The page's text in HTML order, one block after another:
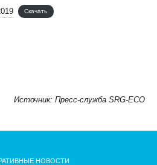
Скачать
Источник: Пресс-служба SRG-ECO
НОВОСТИ